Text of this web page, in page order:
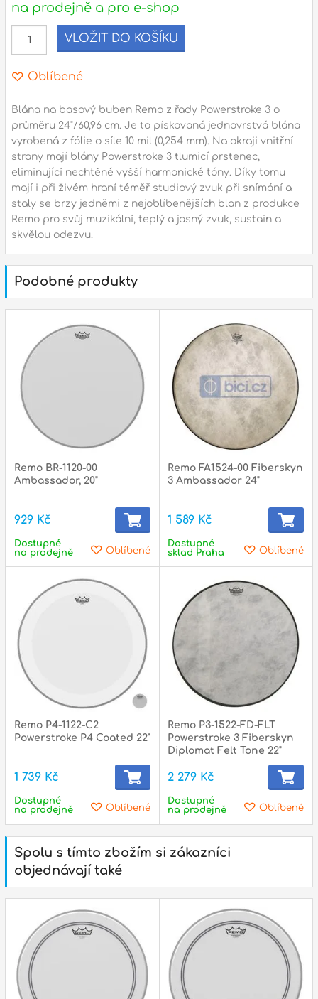
Seifertova 69,
Praha 3 - 130 00 (
gsm.: +420 777 888 408
gsm.: +420 777 888 088
email:
prodejna@bici.cz
Otevírací doba
pondělí – pátek : 10:00 – 18:00
sobota :
neděle : ZAVŘENO
státní svátky : ZAVŘENO
na prodejně a pro e-shop
VLOŽIT DO KOŠÍKU
Oblíbené
Blána na basový buben Remo z řady Powerstroke 3 o
průměru 24"/60,96 cm. Je to pískovaná jednovrstvá blána
vyrobená z fólie o síle 10 mil (0,254 mm). Na okraji vnitřní
strany mají blány Powerstroke 3 tlumicí prstenec,
eliminující nechtěné vyšší harmonické tóny. Díky tomu
mají i při živém hraní téměř studiový zvuk při snímání a
staly se brzy jedněmi z nejoblíbenějších blan z produkce
Remo pro svůj muzikální, teplý a jasný zvuk, sustain a
skvělou odezvu.
Podobné produkty
Remo BR-1120-00
Ambassador, 20"
929 Kč
Oblíbené
Dostupné
na prodejně
Remo FA1524-00 Fiberskyn
3 Ambassador 24"
1 589 Kč
Oblíbené
Dostupné
sklad Praha
Remo P4-1122-C2
Powerstroke P4 Coated 22"
1 739 Kč
Oblíbené
Dostupné
na prodejně
Remo P3-1522-FD-FLT
Powerstroke 3 Fiberskyn
Diplomat Felt Tone 22"
2 279 Kč
Oblíbené
Dostupné
na prodejně
Spolu s tímto zbožím si zákazníci
objednávají také